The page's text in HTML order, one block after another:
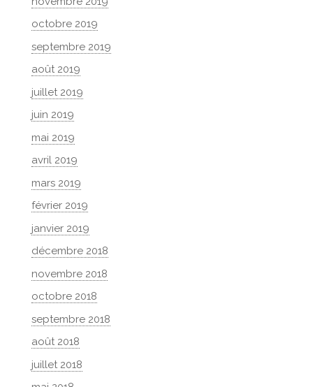
octobre 2019
septembre 2019
août 2019
juillet 2019
juin 2019
mai 2019
avril 2019
mars 2019
février 2019
janvier 2019
décembre 2018
novembre 2018
octobre 2018
septembre 2018
août 2018
juillet 2018